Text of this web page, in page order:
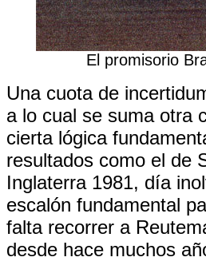
El promisorio
Una cuota de
a lo cual se suma otra
cierta lógica
resultados como el de
Inglaterra 1981, día
escalón fundamental
falta recorrer a
desde hace muchos